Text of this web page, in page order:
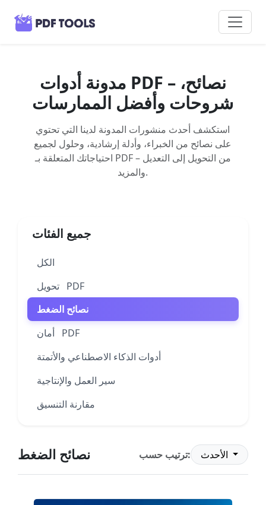
مدونة أدوات PDF – نصائح،
شروحات وأفضل الممارسات
استكشف أحدث منشورات المدونة لدينا التي تحتوي
على نصائح من الخبراء، وأدلة إرشادية، وحلول لجميع
احتياجاتك المتعلقة بـ PDF – من التحويل إلى التعديل
والمزيد.
جميع الفئات
الكل
تحويل PDF
نصائح الضغط
أمان PDF
أدوات الذكاء الاصطناعي والأتمتة
سير العمل والإنتاجية
مقارنة التنسيق
نصائح الضغط ترتيب حسب: